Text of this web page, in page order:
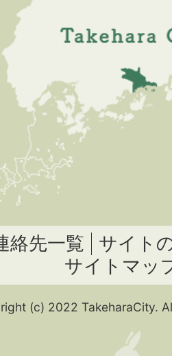
絡先一覧
サイト
サイトマッ
(c) 2022 TakeharaCity.